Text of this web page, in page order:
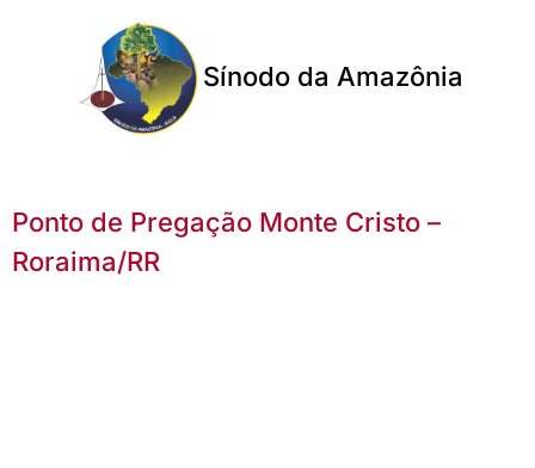
Sínodo da Amazônia
Ponto de Pregação Monte Cristo –
Roraima/RR